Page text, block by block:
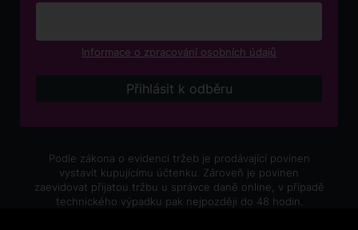
Informace o zpracování osobních údajů
Podle zákona o evidenci tržeb je prodávající povinen
vystavit kupujícímu účtenku. Zároveň je povinen
zaevidovat přijatou tržbu u správce daně online, v případě
technického výpadku pak nejpozději do 48 hodin.